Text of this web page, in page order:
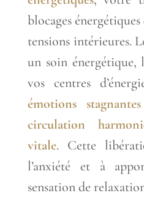
blocages
tensions intérieures.
un soin
vos centres
émotions stagnantes
circulation
vitale. Cette
l’anxiété et à
sensation de